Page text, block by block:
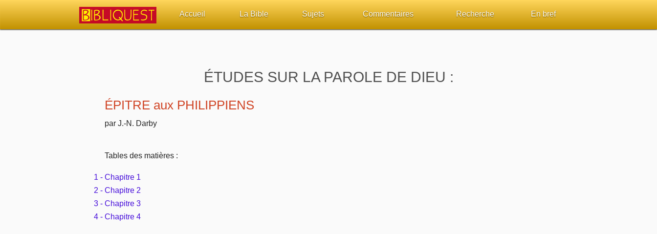
Accueil La Bible Sujets Commentaires Recherche En bref
ÉTUDES SUR LA PAROLE DE DIEU :
ÉPITRE aux PHILIPPIENS
par J.-N. Darby
Tables des matières :
1 - Chapitre 1
2 - Chapitre 2
3 - Chapitre 3
4 - Chapitre 4